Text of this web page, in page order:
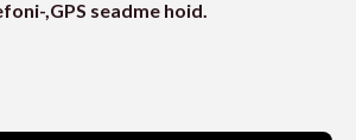
,GPS seadme hoid.